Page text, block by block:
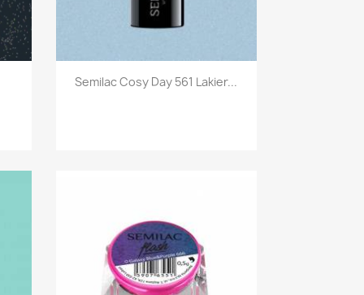
Szybki podgląd
Semilac Cosy Day 561 Lakier...